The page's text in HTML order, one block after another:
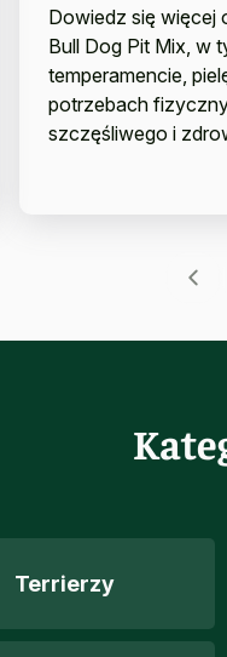
Dowiedz się więcej
Bull Dog Pit Mix, w
temperamencie,
potrzebach
szczęśliwego i
Terrierzy